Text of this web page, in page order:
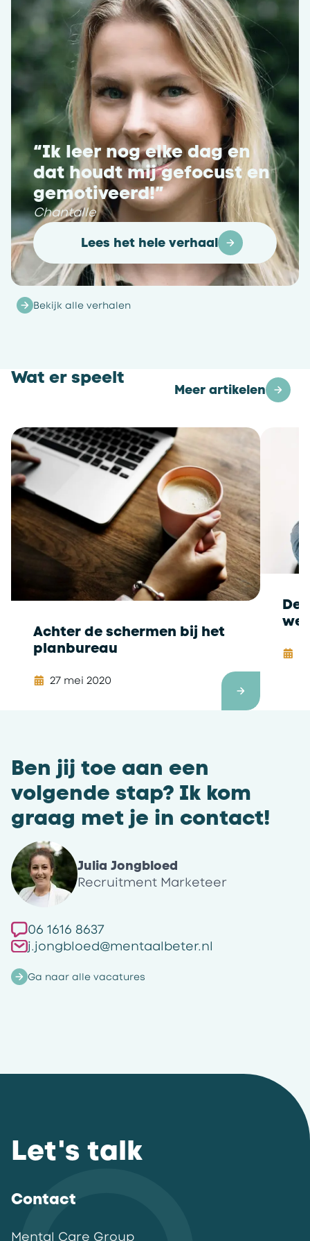
“Ik leer nog elke dag en
dat houdt mij gefocust en
gemotiveerd!”
Chantalle
Lees het hele verhaal
Bekijk alle verhalen
Wat er speelt
Meer artikelen
Achter de schermen bij het
planbureau
27 mei 2020
De
Ben jij toe aan een
volgende stap? Ik kom
graag met je in contact!
Julia Jongbloed
Recruitment Marketeer
06 1616 8637
j.jongbloed@mentaalbeter.nl
Ga naar alle vacatures
Let's talk
Contact
Mental Care Group